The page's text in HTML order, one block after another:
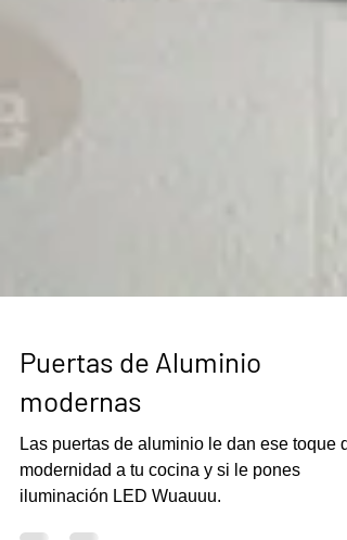
Puertas de Aluminio
modernas
Las puertas de aluminio le dan ese toque
modernidad a tu cocina y si le pones
iluminación LED Wuauuu.